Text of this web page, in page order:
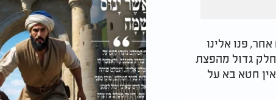
פנו אלינו
גדול מהפצת
חטא בא על